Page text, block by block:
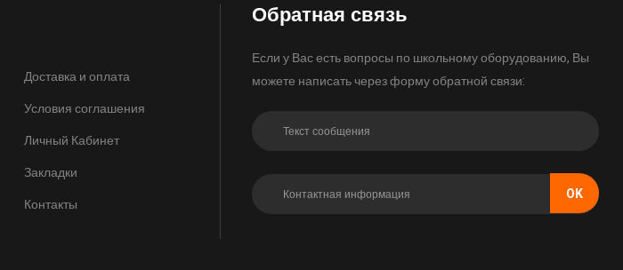
Доставка и оплата
Условия соглашения
Личный Кабинет
Закладки
Контакты
Обратная связь
Если у Вас есть вопросы по школьному оборудованию, Вы
можете написать через форму обратной связи:
OK